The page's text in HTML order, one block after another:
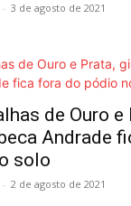
- 3 de agosto de 2021
de Ouro e
Andrade
solo
- 2 de agosto de 2021